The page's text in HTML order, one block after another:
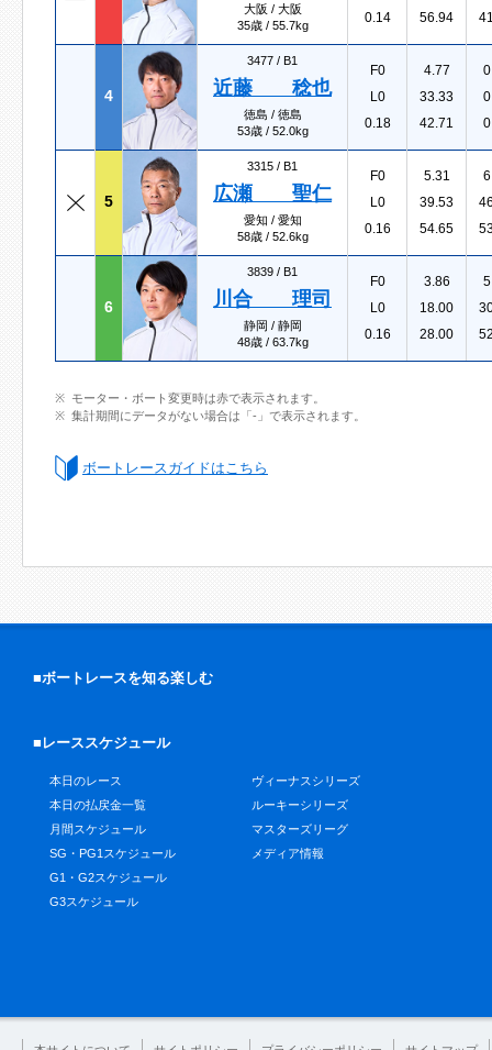
大阪 / 大阪
35歳 / 55.7kg
0.14
56.94
4
3477 / B1
近藤 稔也
徳島 / 徳島
53歳 / 52.0kg
F0
L0
0.18
4.77
33.33
42.71
5
3315 / B1
広瀬 聖仁
愛知 / 愛知
58歳 / 52.6kg
F0
L0
0.16
5.31
39.53
54.65
6
3839 / B1
川合 理司
静岡 / 静岡
48歳 / 63.7kg
F0
L0
0.16
3.86
18.00
28.00
モーター・ボート変更時は赤で表示されます。
集計期間にデータがない場合は「-」で表示されます。
ボートレースガイドはこちら
■ボートレースを知る楽しむ
■レーススケジュール
本日のレース
本日の払戻金一覧
月間スケジュール
SG・PG1スケジュール
G1・G2スケジュール
G3スケジュール
ヴィーナスシリーズ
ルーキーシリーズ
マスターズリーグ
メディア情報